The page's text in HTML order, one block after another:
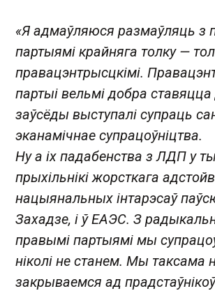
«Я адмаўляюся размаўляць з
партыямі крайняга толку —
правацэнтрысцкімі.
партыі вельмі добра ставяцца
заўсёды выступалі супраць
эканамічнае супрацоўніцтва.
Ну а іх падабенства з ЛДП у
прыхільнікі жорсткага
нацыянальных інтарэсаў
Захадзе, і ў ЕАЭС. З
правымі партыямі мы
ніколі не станем. Мы таксама
закрываемся ад